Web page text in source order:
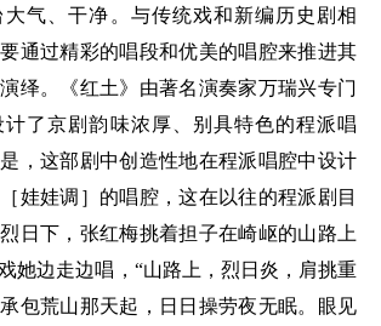
气、干净。与传统戏和新编历史剧相
通过精彩的唱段和优美的唱腔来推进其
绎。《红土》由著名演奏家万瑞兴专门
计了京剧韵味浓厚、别具特色的程派唱
，这部剧中创造性地在程派唱腔中设计
娃娃调］的唱腔，这在以往的程派剧目
日下，张红梅挑着担子在崎岖的山路上
她边走边唱，“山路上，烈日炎，肩挑重
包荒山那天起，日日操劳夜无眠。眼见